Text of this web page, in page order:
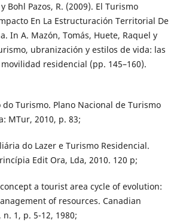
y Bohl Pazos, R. (2009). El Turismo
En La Estructuración Territorial De
In A. Mazón, Tomás, Huete, Raquel y
ubranización y estilos de vida: las
residencial (pp. 145–160).
do Turismo. Plano Nacional de Turismo
MTur, 2010, p. 83;
do Lazer e Turismo Residencial.
Edit Ora, Lda, 2010. 120 p;
concept a tourist area cycle of evolution:
of resources. Canadian
1, p. 5-12, 1980;